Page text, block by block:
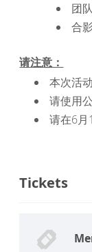
团
合
请注意：
本次活
请使用
请在6月
Tickets